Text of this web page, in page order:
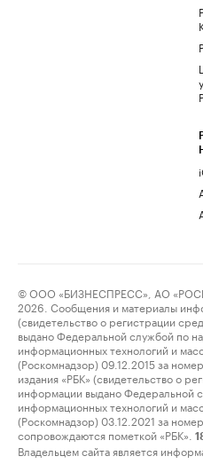
© ООО «БИЗНЕСПРЕСС», АО
2026. Сообщения и материалы
(свидетельство о регистрации
выдано Федеральной службой по
информационных технологий и
(Роскомнадзор) 09.12.2015 за
издания «РБК» (свидетельство о
информации выдано Федеральной
информационных технологий и
(Роскомнадзор) 03.12.2021 за
сопровождаются пометкой «РБК».
Владельцем сайта является